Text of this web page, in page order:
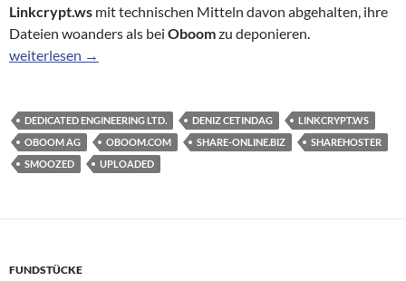
Linkcrypt.ws mit technischen Mitteln davon abgehalten, ihre
Dateien woanders als bei Oboomzu deponieren.
Wurde Linkcrypt verkauft?
weiterlesen →
DEDICATED ENGINEERING LTD. DENIZ CETINDAG
LINKCRYPT.WS
OBOOM AG
OBOOM.COM SHARE-ONLINE.BIZ
SHAREHOSTER
SMOOZED
UPLOADED
FUNDSTÜCKE